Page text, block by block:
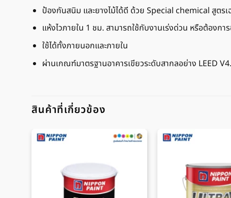
ป้องกันสนิม และยางไม้ได้ดี ด้วย Special chemical สูตรเ
แห้งไวภายใน 1 ชม. สามารถใช้กับงานเร่งด่วน หรือต้อง
ใช้ได้ทั้งภายนอกและภายใน
ผ่านเกณฑ์มาตรฐานอาคารเขียวระดับสากลอย่าง LEED
สินค้าที่เกี่ยวข้อง